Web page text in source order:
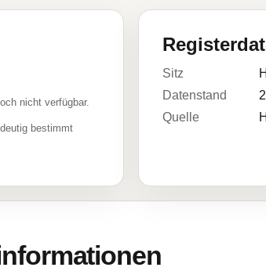
nicht verfügbar.
bestimmt
Sitz
Datenstand
Quelle